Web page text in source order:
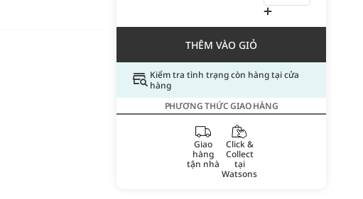
THÊM VÀO GIỎ
Kiểm tra tình trạng còn hàng tại cửa
hàng
PHƯƠNG THỨC GIAO HÀNG
Giao
hàng
tận nhà
Click &
Collect
tại
Watsons